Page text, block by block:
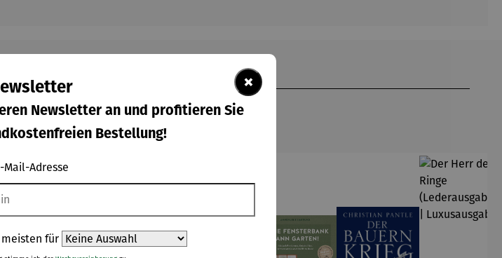
kauften auch
×
Newsletter an und profitieren Sie
Bestellung!
Mail-Adresse
für